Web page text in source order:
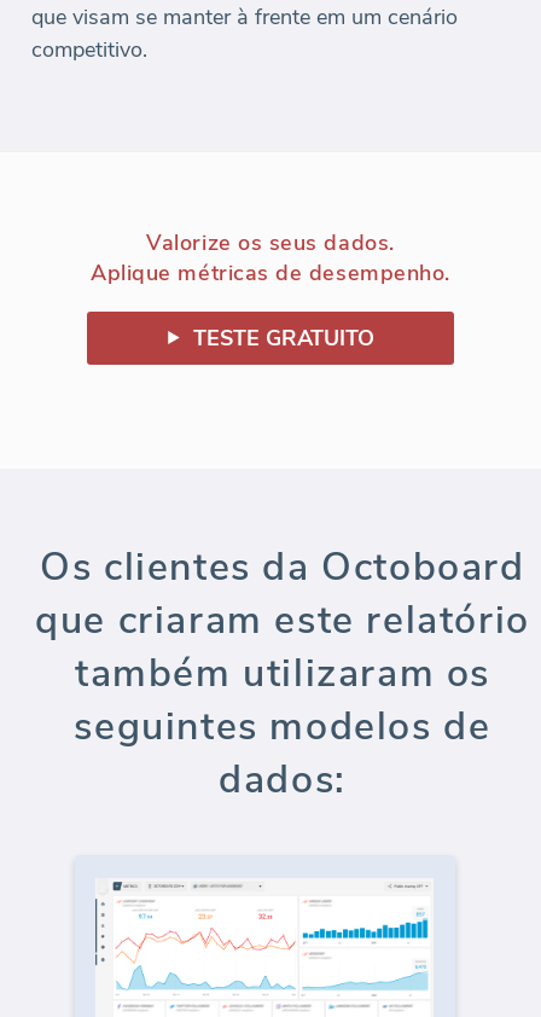
que visam se manter à frente em um cenário
competitivo.
Valorize os seus dados.
Aplique métricas de desempenho.
TESTE GRATUITO
Os clientes da Octoboard
que criaram este relatório
também utilizaram os
seguintes modelos de
dados: